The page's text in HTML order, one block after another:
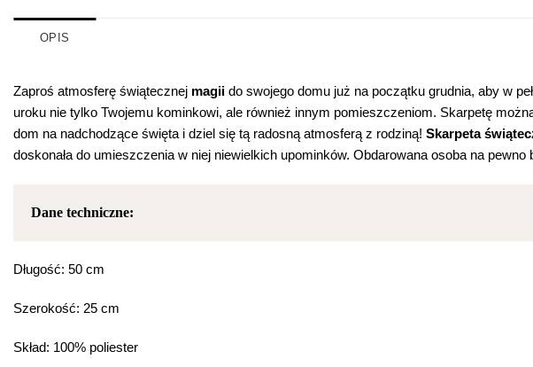
OPIS
Zaproś atmosferę świątecznej magii do swojego domu już na początku grudnia, aby w
uroku nie tylko Twojemu kominkowi, ale również innym pomieszczeniom. Skarpetę
dom na nadchodzące święta i dziel się tą radosną atmosferą z rodziną! Skarpeta
doskonała do umieszczenia w niej niewielkich upominków. Obdarowana osoba na
Dane techniczne:
Długość: 50 cm
Szerokość: 25 cm
Skład: 100% poliester